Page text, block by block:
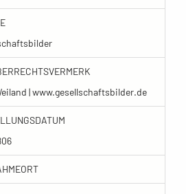
| www.gesellschaftsbilder.de